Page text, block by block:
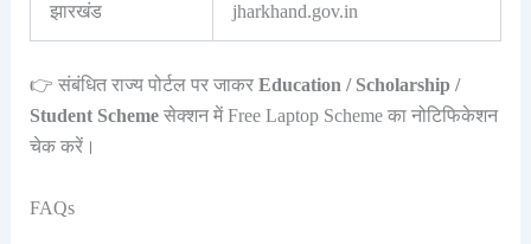
झारखंड jharkhand.gov.in
👉 संबंधित राज्य पोर्टल पर जाकर Education / Scholarship /
Student Schemeसेक्शन में Free Laptop Scheme का नोटिफिकेशन
चेक करें।
FAQs